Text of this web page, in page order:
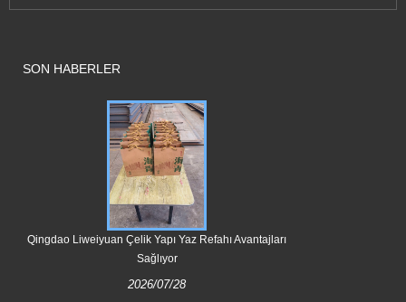
SON HABERLER
Qingdao Liweiyuan Çelik Yapı Yaz Refahı Avantajları
Sağlıyor
2026/07/28